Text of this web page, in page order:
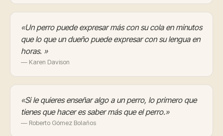
«Un perro puede expresar más con su cola en minutos
que lo que un dueño puede expresar con su lengua en
horas. »
— Karen Davison
«Si le quieres enseñar algo a un perro, lo primero que
tienes que hacer es saber más que el perro.»
— Roberto Gómez Bolaños